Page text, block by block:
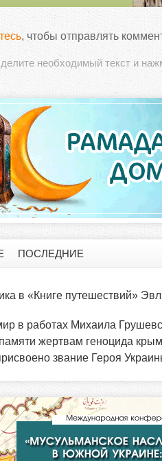
, чтобы отправлять
необходимый текст и
ПОСЛЕДНИЕ
в «Книге путешествий»
в работах Михаила
жертвам геноцида
звание Героя